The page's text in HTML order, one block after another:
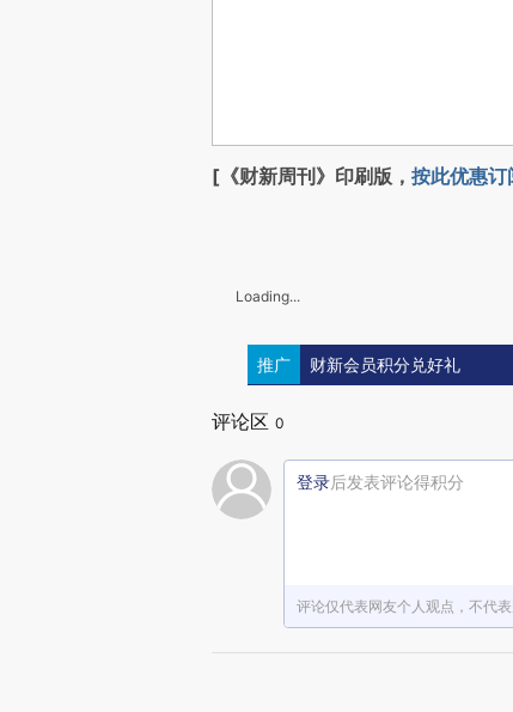
[《财新周刊》印刷版， 按此优惠订
Loading...
推广 财新会员积分兑好礼
评论区 0
登录后发表评论得积分
评论仅代表网友个人观点，不代